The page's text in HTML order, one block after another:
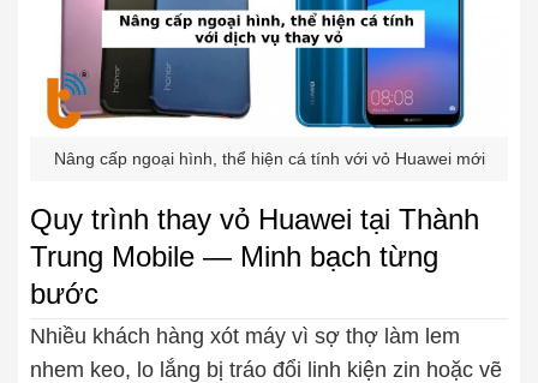
Nâng cấp ngoại hình, thể hiện cá tính với vỏ Huawei mới
Quy trình thay vỏ Huawei tại Thành
Trung Mobile — Minh bạch từng
bước
Nhiều khách hàng xót máy vì sợ thợ làm lem
nhem keo, lo lắng bị tráo đổi linh kiện zin hoặc vẽ